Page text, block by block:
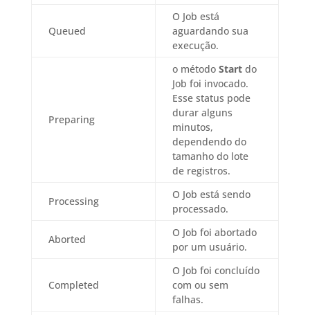
Queued
O Job está
aguardando sua
execução.
Preparing
o método Startdo
Job foi invocado.
Esse status pode
durar alguns
minutos,
dependendo do
tamanho do lote
de registros.
Processing
O Job está sendo
processado.
Aborted
O Job foi abortado
por um usuário.
Completed
O Job foi concluído
com ou sem
falhas.